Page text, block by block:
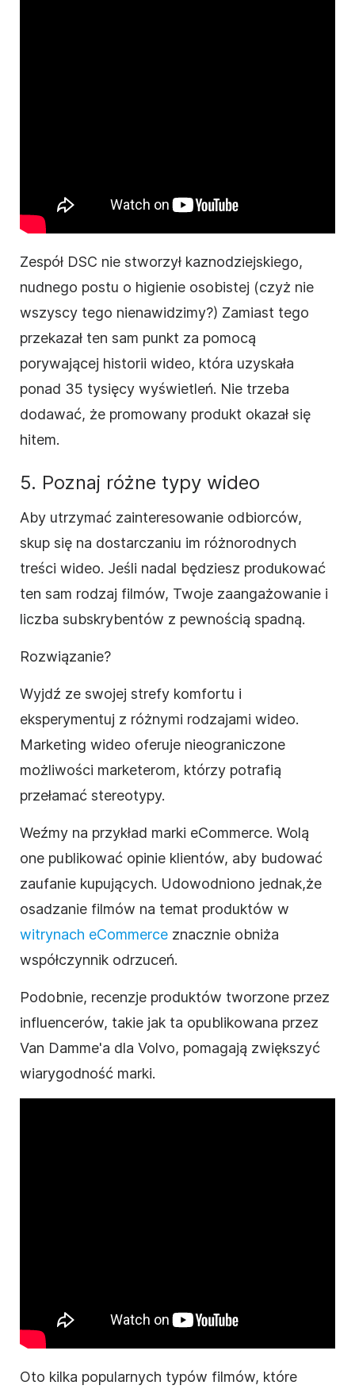
Zespół DSC nie stworzył kaznodziejskiego,
nudnego postu o higienie osobistej (czyż nie
wszyscy tego nienawidzimy?) Zamiast tego
przekazał ten sam punkt za pomocą
porywającej historii wideo, która uzyskała
ponad 35 tysięcy wyświetleń. Nie trzeba
dodawać, że promowany produkt okazał się
hitem.
5. Poznaj różne typy wideo
Aby utrzymać zainteresowanie odbiorców,
skup się na dostarczaniu im różnorodnych
treści wideo. Jeśli nadal będziesz produkować
ten sam rodzaj filmów, Twoje zaangażowanie i
liczba subskrybentów z pewnością spadną.
Rozwiązanie?
Wyjdź ze swojej strefy komfortu i
eksperymentuj z różnymi rodzajami wideo.
Marketing wideo oferuje nieograniczone
możliwości marketerom, którzy potrafią
przełamać stereotypy.
Weźmy na przykład marki eCommerce. Wolą
one publikować opinie klientów, aby budować
zaufanie kupujących. Udowodniono jednak,że
osadzanie filmów na temat produktów w
witrynach eCommerce znacznie obniża
współczynnik odrzuceń.
Podobnie, recenzje produktów tworzone przez
influencerów, takie jak ta opublikowana przez
Van Damme'a dla Volvo, pomagają zwiększyć
wiarygodność marki.
Oto kilka popularnych typów filmów, które